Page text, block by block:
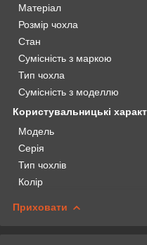
Матеріал
Розмір чохла
Стан
Сумісність з маркою
Тип чохла
Сумісність з моделлю
Користувальницькі
Мoдель
Серія
Тип чохлів
Колір
Приховати